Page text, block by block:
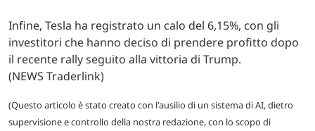
Infine, Tesla ha registrato un calo del 6,15%, con gli
investitori che hanno deciso di prendere profitto dopo
il recente rally seguito alla vittoria di Trump.
(NEWS Traderlink)
(Questo articolo è stato creato con l'ausilio di un sistema di AI, dietro
supervisione e controllo della nostra redazione, con lo scopo di